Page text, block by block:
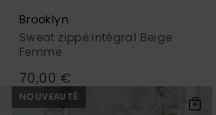
Brooklyn
Sweat zippé intégral Beige
Femme
70,00 €
NOUVEAUTÉ